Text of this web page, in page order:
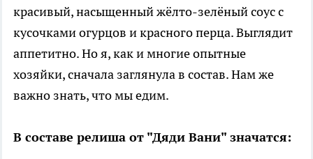
красивый, насыщенный жёлто-зелёный соус с
кусочками огурцов и красного перца. Выглядит
аппетитно. Но я, как и многие опытные
хозяйки, сначала заглянула в состав. Нам же
важно знать, что мы едим.
В составе релиша от "Дяди Вани" значатся: